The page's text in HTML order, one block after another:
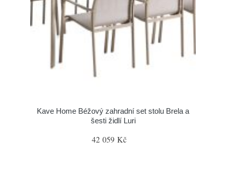
Kave Home Béžový zahradní set stolu Brela a
šesti židlí Luri
42 059 Kč